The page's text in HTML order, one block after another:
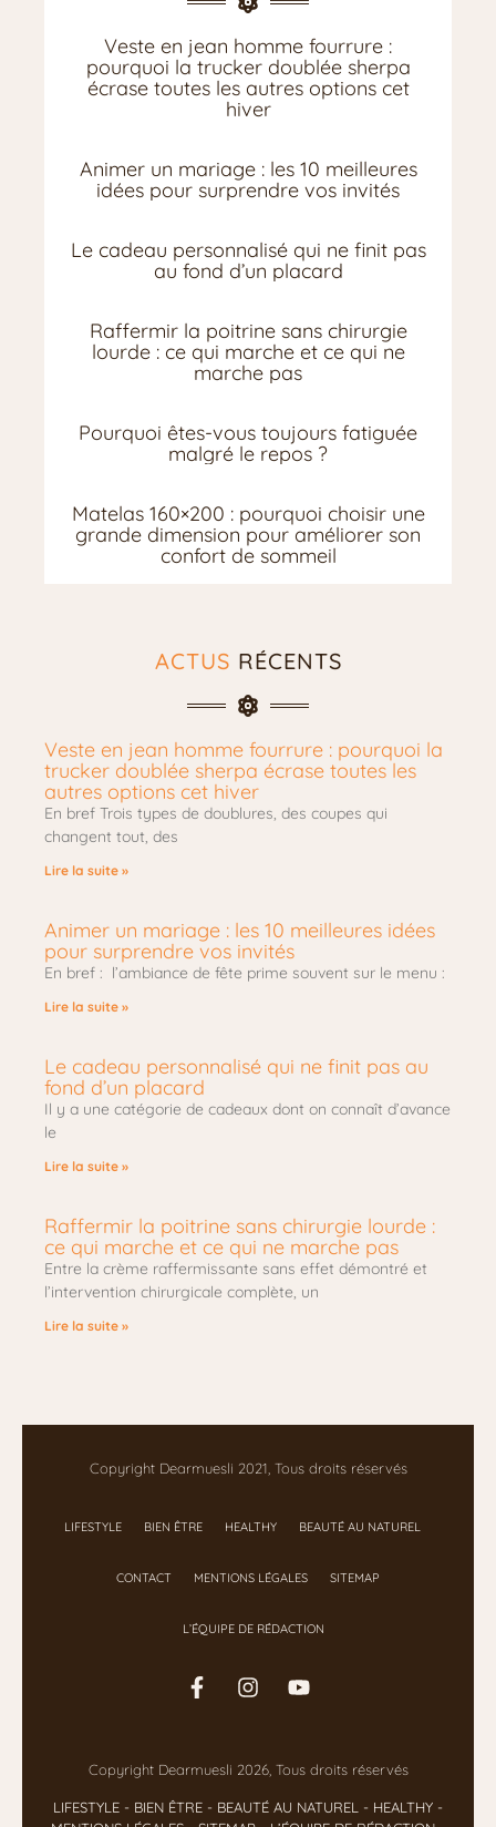
Veste en jean homme fourrure :
pourquoi la trucker doublée sherpa
écrase toutes les autres options cet
hiver
Animer un mariage : les 10 meilleures
idées pour surprendre vos invités
Le cadeau personnalisé qui ne finit pas
au fond d’un placard
Raffermir la poitrine sans chirurgie
lourde : ce qui marche et ce qui ne
marche pas
Pourquoi êtes-vous toujours fatiguée
malgré le repos ?
Matelas 160×200 : pourquoi choisir une
grande dimension pour améliorer son
confort de sommeil
ACTUS RÉCENTS
Veste en jean homme fourrure : pourquoi la
trucker doublée sherpa écrase toutes les
autres options cet hiver
En bref Trois types de doublures, des coupes qui
changent tout, des
Lire la suite »
Animer un mariage : les 10 meilleures idées
pour surprendre vos invités
En bref : l’ambiance de fête prime souvent sur le menu :
Lire la suite »
Le cadeau personnalisé qui ne finit pas au
fond d’un placard
Il y a une catégorie de cadeaux dont on connaît d’avance
le
Lire la suite »
Raffermir la poitrine sans chirurgie lourde :
ce qui marche et ce qui ne marche pas
Entre la crème raffermissante sans effet démontré et
l’intervention chirurgicale complète, un
Lire la suite »
Copyright Dearmuesli 2021, Tous droits réservés
LIFESTYLE BIEN ÊTRE HEALTHY BEAUTÉ AU NATUREL
CONTACT MENTIONS LÉGALES SITEMAP
L’ÉQUIPE DE RÉDACTION
Copyright Dearmuesli 2026, Tous droits réservés
LIFESTYLE - BIEN ÊTRE - BEAUTÉ AU NATUREL - HEALTHY -